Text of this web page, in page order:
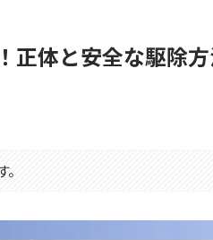
正体と安全な駆除